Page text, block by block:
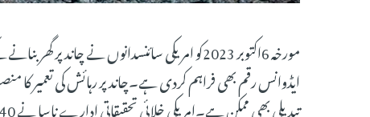
مورخہ 6اکتوبر 2023کو امریکی سائنسدانوں نے
ایڈوانس رقم بھی فراہم کردی ہے۔چاند پر رہائش کی تعمیر کا